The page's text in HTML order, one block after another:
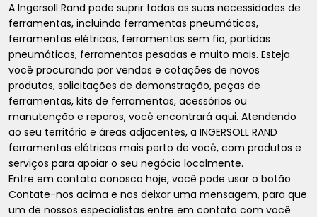
A Ingersoll Rand pode suprir todas as suas necessidades de
ferramentas, incluindo ferramentas pneumáticas,
ferramentas elétricas, ferramentas sem fio, partidas
pneumáticas, ferramentas pesadas e muito mais. Esteja
você procurando por vendas e cotações de novos
produtos, solicitações de demonstração, peças de
ferramentas, kits de ferramentas, acessórios ou
manutenção e reparos, você encontrará aqui. Atendendo
ao seu território e áreas adjacentes, a INGERSOLL RAND
ferramentas elétricas mais perto de você, com produtos e
serviços para apoiar o seu negócio localmente.
Entre em contato conosco hoje, você pode usar o botão
Contate-nos acima e nos deixar uma mensagem, para que
um de nossos especialistas entre em contato com você